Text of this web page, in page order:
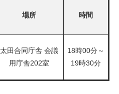
場所 時間
太田合同庁舎 会議
用庁舎202室
18時00分～
19時30分